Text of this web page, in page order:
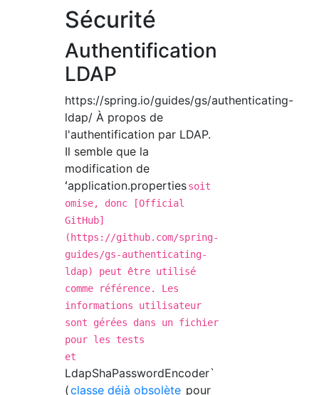
Sécurité
Authentification
LDAP
https://spring.io/guides/gs/authenticating-
ldap/ À propos de
l'authentification par LDAP.
Il semble que la
modification de
ʻapplication.propertiessoit
omise, donc [Official
GitHub]
(https://github.com/spring-
guides/gs-authenticating-
ldap) peut être utilisé
comme référence. Les
informations utilisateur
sont gérées dans un fichier
pour les tests
et
LdapShaPasswordEncoder`
(classe déjà obsolète pour